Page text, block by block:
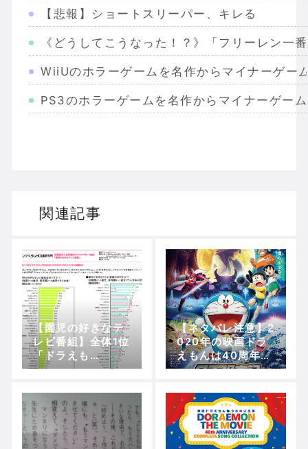
【悲報】ショートスリーパー、キレる
《どうしてこうなった！？》「フリーレン
WiiUのホラーゲームを名作からマイナーゲー
PS3のホラーゲームを名作からマイナーゲー
ドラゴンクエスト３の思い出
Powered by livedoor 相互RSS
関連記事
【園児の好きなテ
レビ番組】全体1位
「ドラえも
ん」！！男児1位
女児1位「プリキュ
ア」！！！
【ネタバレ注意】2
020年の映画ドラ
えもんは40周年記
念！『のび太の月
ントはなんと○
○！？